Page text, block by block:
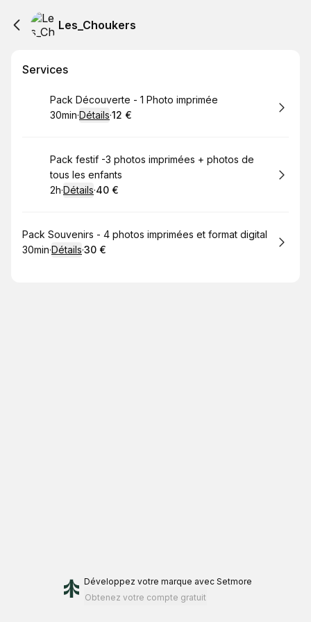
Les_Choukers
Services
Réserver
Pack Découverte - 1 Photo imprimée
.Durée de l'appel
30min·Détails·
.Prix
12 €
Réserver
Pack festif -3 photos imprimées + photos de
tous les enfants
.Durée de l'appel
2h·Détails·
.Prix
40 €
Réserver
Pack Souvenirs - 4 photos imprimées et format digital
.Durée de l'appel
30min·Détails·
.Prix
30 €
Développez votre marque avec Setmore
Obtenez votre compte gratuit